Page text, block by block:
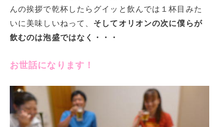
んの挨拶で乾杯したらグイッと飲んでは１杯目みた
いに美味しいねって、 そしてオリオンの次に僕らが
飲むのは泡盛ではなく・・・
お世話になります！